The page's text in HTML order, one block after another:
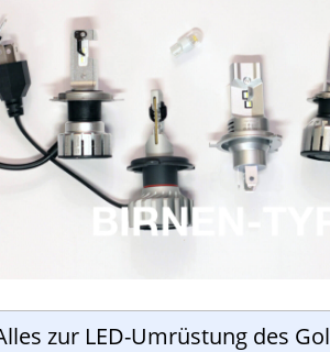
zur LED-Umrüstung des